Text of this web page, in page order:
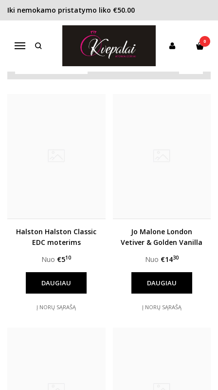
Iki nemokamo pristatymo liko €50.00
Navigacija
0
ODEKOLONAS (EDC)
KONCENTRACIJA
Halston Halston Classic
EDC moterims
Nuo €510
DAUGIAU
Į NORŲ SĄRAŠĄ
Jo Malone London
Vetiver & Golden Vanilla
Nuo €1430
DAUGIAU
Į NORŲ SĄRAŠĄ